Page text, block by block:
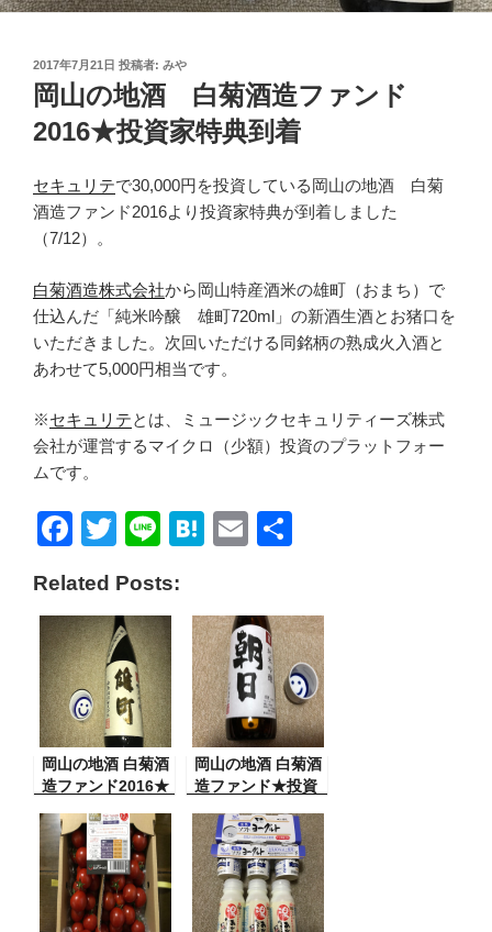
投
稿
日:
2017年7月21日 投稿者: みや
岡山の地酒 白菊酒造ファンド
2016★投資家特典到着
セキュリテで30,000円を投資している岡山の地酒 白菊
酒造ファンド2016より投資家特典が到着しました
（7/12）。
白菊酒造株式会社から岡山特産酒米の雄町（おまち）で
仕込んだ「純米吟醸 雄町720ml」の新酒生酒とお猪口を
いただきました。次回いただける同銘柄の熟成火入酒と
あわせて5,000円相当です。
※セキュリテとは、ミュージックセキュリティーズ株式
会社が運営するマイクロ（少額）投資のプラットフォー
ムです。
F
c
e
b
o
o
k
T
tt
er
Li
e
H
n
a
E
Related Posts:
岡山の地酒 白菊酒
造ファンド2016★
岡山の地酒 白菊酒
造ファンド★投資